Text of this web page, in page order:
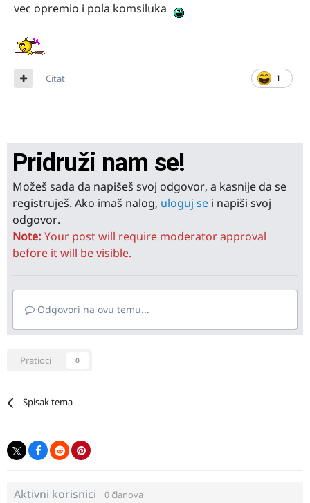
vec opremio i pola komsiluka
1
Citat
Pridruži nam se!
Možeš sada da napišeš svoj odgovor, a kasnije da se
registruješ. Ako imaš nalog, uloguj se i napiši svoj
odgovor.
Note: Your post will require moderator approval
before it will be visible.
Odgovori na ovu temu...
Pratioci 0
Spisak tema
Aktivni korisnici 0 članova